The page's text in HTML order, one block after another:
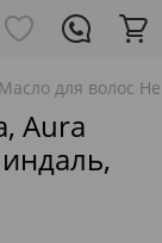
Масло для волос
Aura